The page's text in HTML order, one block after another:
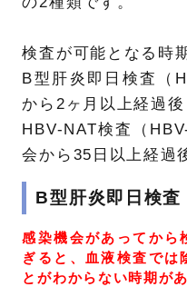
検査が可能となる時
B型肝炎即日検査（
から2ヶ月以上経過後
HBV-NAT検査（
会から35日以上経過
B型肝炎即日検査
感染機会があってから
ぎると、血液検査では
とがわからない時期が